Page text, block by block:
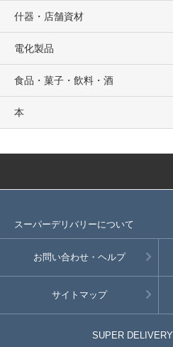
什器・店舗資材
電化製品
食品・菓子・飲料・酒
本
スーパーデリバリーについて
お問い合わせ・ヘルプ
サイトマップ
SUPER DELIVERY